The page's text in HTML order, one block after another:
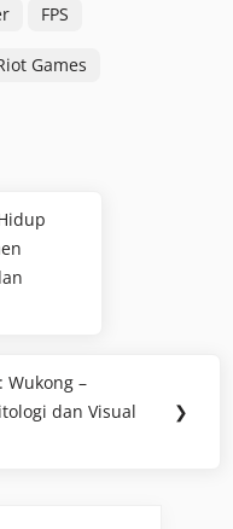
FPS
Games
Wukong –
dan Visual
❯